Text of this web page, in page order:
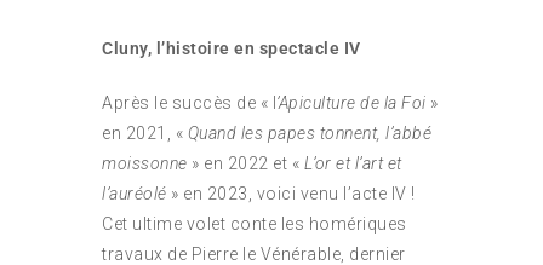
Cluny, l’histoire en spectacle IV
Après le succès de « l ’Apiculture de la Foi »
en 2021, « Quand les papes tonnent, l’abbé
moissonne » en 2022 et « L’or et l’art et
l’auréolé » en 2023, voici venu l’acte IV !
Cet ultime volet conte les homériques
travaux de Pierre le Vénérable, dernier